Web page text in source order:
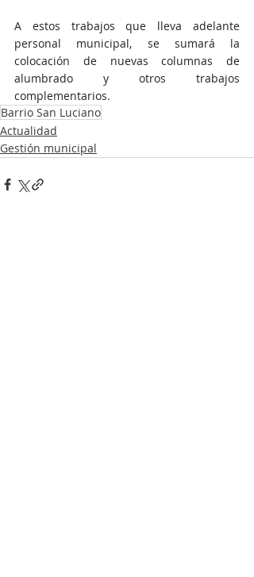
A estos trabajos que lleva adelante
personal municipal, se sumará la
colocación de nuevas columnas de
alumbrado y otros trabajos
complementarios.
Barrio San Luciano
Actualidad
Gestión municipal